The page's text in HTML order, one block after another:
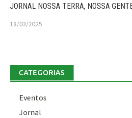
JORNAL NOSSA TERRA, NOSSA
18/03/2025
CATEGORIAS
Eventos
Jornal